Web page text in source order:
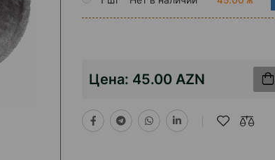
Цена: 45.00 AZN